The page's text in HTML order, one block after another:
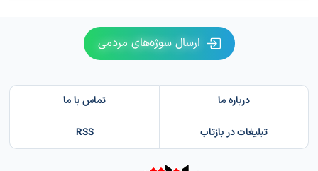
ارسال سوژه‌های مردمی
درباره ما تماس با ما
تبلیغات در بازتاب RSS